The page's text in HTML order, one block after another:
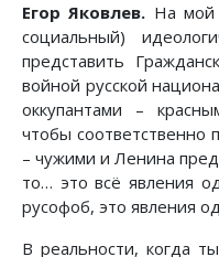
Егор Яковлев. На мой
социальный)
представить
войной русской
оккупантами –
чтобы соответственно
– чужими и Ленина
то… это всё явления
русофоб, это явления
В реальности, когда